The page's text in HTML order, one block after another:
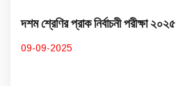
দশম শ্রেণির প্রাক নির্বাচনী পরীক্ষা ২০২৫
09-09-2025